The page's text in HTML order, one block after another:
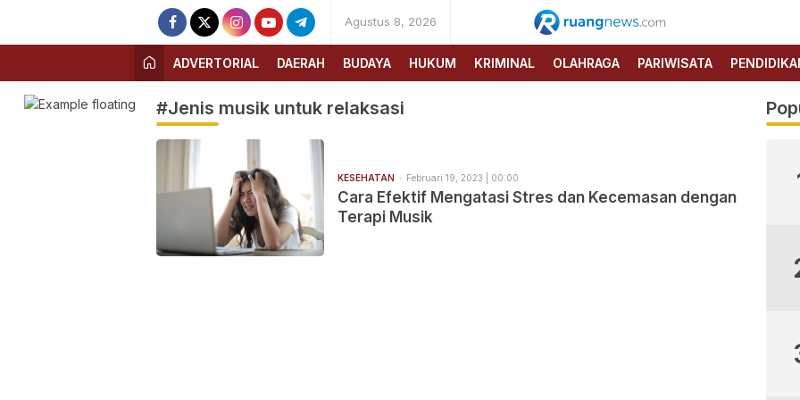
Agustus 8, 2026
RUANG
NEWS
ADVERTORIAL DAERAH BUDAYA HUKUM KRIMINAL OLAHRAGA PARIWISATA
#Jenis musik untuk relaksasi
KESEHATAN Februari 19, 2023 | 00:00
Cara Efektif Mengatasi Stres dan Kecemasan dengan
Terapi Musik